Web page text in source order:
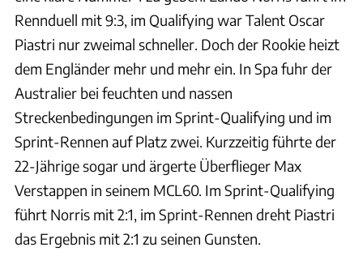
Rennduell mit 9:3, im Qualifying war Talent Oscar
Piastri nur zweimal schneller. Doch der Rookie heizt
dem Engländer mehr und mehr ein. In Spa fuhr der
Australier bei feuchten und nassen
Streckenbedingungen im Sprint-Qualifying und im
Sprint-Rennen auf Platz zwei. Kurzzeitig führte der
22-Jährige sogar und ärgerte Überflieger Max
Verstappen in seinem MCL60. Im Sprint-Qualifying
führt Norris mit 2:1, im Sprint-Rennen dreht Piastri
das Ergebnis mit 2:1 zu seinen Gunsten.